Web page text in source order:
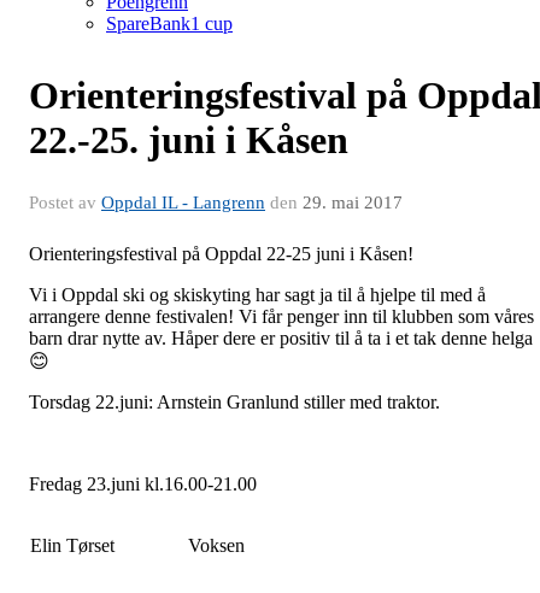
SpareBank1 cup
Orienteringsfestival på
22.-25. juni i Kåsen
Postet av Oppdal IL - Langrenn den 29. mai 2017
Orienteringsfestival på Oppdal 22-25 juni i Kåsen!
Vi i Oppdal ski og skiskyting har sagt ja til å hjelpe til med å
arrangere denne festivalen! Vi får penger inn til klubben som våres
barn drar nytte av. Håper dere er positiv til å ta i et tak denne helga
😊
Torsdag 22.juni: Arnstein Granlund stiller med traktor.
Fredag 23.juni kl.16.00-21.00
Elin Tørset Voksen